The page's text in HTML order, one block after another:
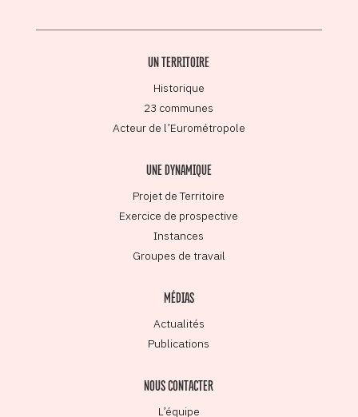
UN TERRITOIRE
Historique
23 communes
Acteur de l’Eurométropole
UNE DYNAMIQUE
Projet de Territoire
Exercice de prospective
Instances
Groupes de travail
MÉDIAS
Actualités
Publications
NOUS CONTACTER
L’équipe